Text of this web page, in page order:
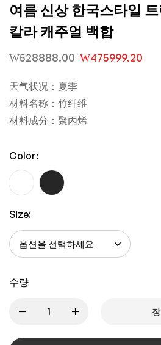
여름 신상 한국스타일
칼라 캐주얼 백합
₩528888.00 ₩475999.20
天气状况：夏季
材料名称：竹纤维
材料成分：聚丙烯
Color:
Size:
수량